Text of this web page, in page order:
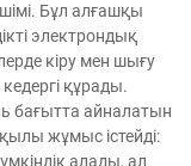
Бұл алғашқы
электрондық
кіру мен шығу
кедергі құрады.
бағытта айналатын
жұмыс істейді:
алады, ал